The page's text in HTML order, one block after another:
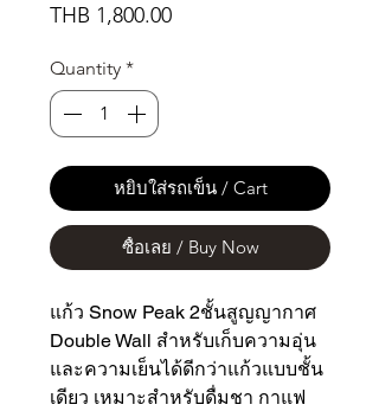
THB 1,800.00Price
Quantity *
หยิบใส่รถเข็น / Cart
ซื้อเลย / Buy Now
แก้ว Snow Peak 2ชั้นสูญญากาศ
Double Wall สำหรับเก็บความอุ่น
และความเย็นได้ดีกว่าแก้วแบบชั้น
เดียว เหมาะสำหรับดื่มชา กาแฟ